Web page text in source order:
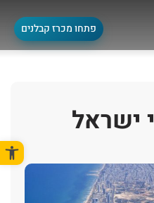
פתח
פתחו מכרז קבלנים
ישראל